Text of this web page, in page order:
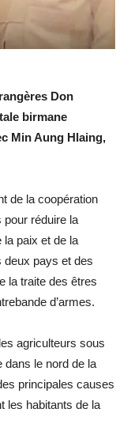
Don
birmane
Min Aung Hlaing,
de la coopération
pour réduire la
la paix et de la
deux pays et des
la traite des êtres
d’armes.
agriculteurs sous
dans le nord de la
principales causes
les habitants de la